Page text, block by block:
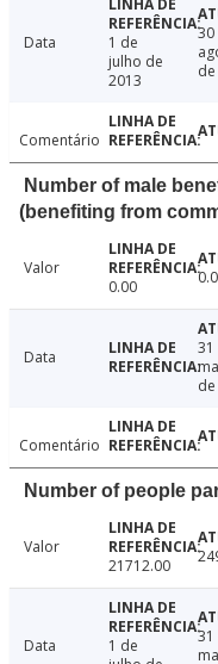
Data
1 de
julho de
2013
30
Comentário
Number of male
(benefiting from
Valor
0.00
Data
31
Comentário
Number of people
Valor
21712.00
Data
1 de
31